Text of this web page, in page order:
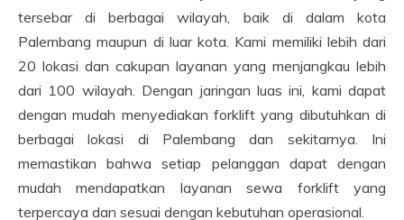
tersebar di berbagai wilayah, baik di dalam kota
Palembang maupun di luar kota. Kami memiliki lebih dari
20 lokasi dan cakupan layanan yang menjangkau lebih
dari 100 wilayah. Dengan jaringan luas ini, kami dapat
dengan mudah menyediakan forklift yang dibutuhkan di
berbagai lokasi di Palembang dan sekitarnya. Ini
memastikan bahwa setiap pelanggan dapat dengan
mudah mendapatkan layanan sewa forklift yang
terpercaya dan sesuai dengan kebutuhan operasional.